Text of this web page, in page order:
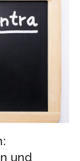
und